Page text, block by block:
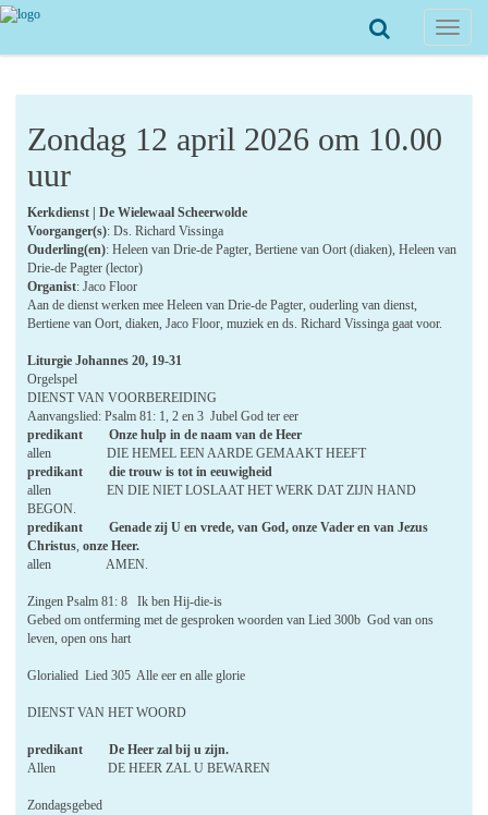
Toggle
Zondag 12 april 2026 om 10.00
uur
Kerkdienst | De Wielewaal Scheerwolde
Voorganger(s): Ds. Richard Vissinga
Ouderling(en): Heleen van Drie-de Pagter, Bertiene van Oort (diaken), Heleen van
Drie-de Pagter (lector)
Organist: Jaco Floor
Aan de dienst werken mee Heleen van Drie-de Pagter, ouderling van dienst,
Bertiene van Oort, diaken, Jaco Floor, muziek en ds. Richard Vissinga gaat voor.
Liturgie Johannes 20, 19-31
Orgelspel
DIENST VAN VOORBEREIDING
Aanvangslied: Psalm 81: 1, 2 en 3 Jubel God ter eer
predikant Onze hulp in de naam van de Heer
allen DIE HEMEL EEN AARDE GEMAAKT HEEFT
predikant die trouw is tot in eeuwigheid
allen EN DIE NIET LOSLAAT HET WERK DAT ZIJN HAND
BEGON.
predikant Genade zij U en vrede, van God, onze Vader en van Jezus
Christus,onze Heer.
allen AMEN.
Zingen Psalm 81: 8 Ik ben Hij-die-is
Gebed om ontferming met de gesproken woorden van Lied 300b God van ons
leven, open ons hart
Glorialied Lied 305 Alle eer en alle glorie
DIENST VAN HET WOORD
predikant De Heer zal bij u zijn.
Allen DE HEER ZAL U BEWAREN
Zondagsgebed